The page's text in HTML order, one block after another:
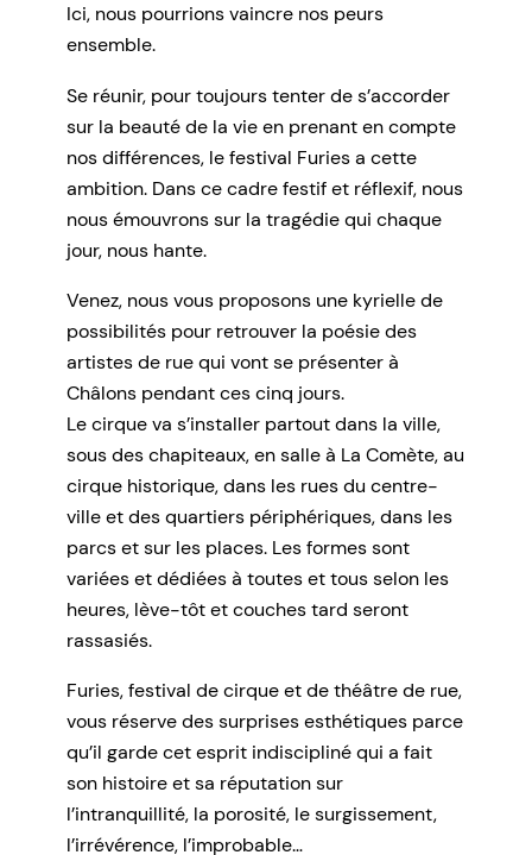
Ici, nous pourrions vaincre nos peurs
ensemble.
Se réunir, pour toujours tenter de s’accorder
sur la beauté de la vie en prenant en compte
nos différences, le festival Furies a cette
ambition. Dans ce cadre festif et réflexif, nous
nous émouvrons sur la tragédie qui chaque
jour, nous hante.
Venez, nous vous proposons une kyrielle de
possibilités pour retrouver la poésie des
artistes de rue qui vont se présenter à
Châlons pendant ces cinq jours.
Le cirque va s’installer partout dans la ville,
sous des chapiteaux, en salle à La Comète, au
cirque historique, dans les rues du centre-
ville et des quartiers périphériques, dans les
parcs et sur les places. Les formes sont
variées et dédiées à toutes et tous selon les
heures, lève-tôt et couches tard seront
rassasiés.
Furies, festival de cirque et de théâtre de rue,
vous réserve des surprises esthétiques parce
qu’il garde cet esprit indiscipliné qui a fait
son histoire et sa réputation sur
l’intranquillité, la porosité, le surgissement,
l’irrévérence, l’improbable…